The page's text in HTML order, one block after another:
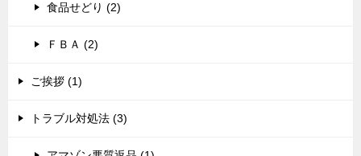
食品せどり (2)
ＦＢＡ (2)
ご挨拶 (1)
トラブル対処法 (3)